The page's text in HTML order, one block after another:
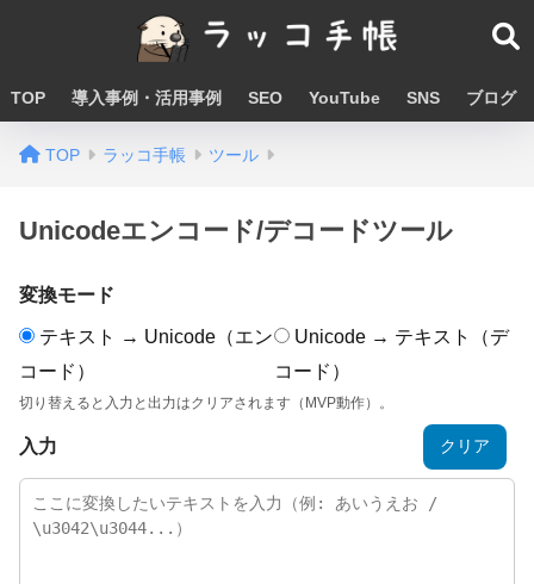
TOP 導入事例・活用事例 SEO YouTube SNS ブログ
TOP ラッコ手帳 ツール
Unicodeエンコード/デコードツール
変換モード
テキスト → Unicode（エン
コード）
Unicode → テキスト（デ
コード）
切り替えると入力と出力はクリアされます（MVP動作）。
入力 クリア